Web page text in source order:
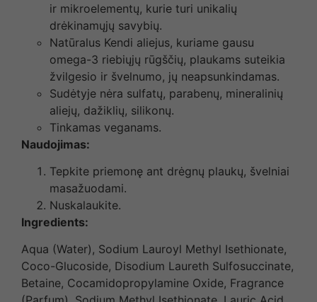
ir mikroelementų, kurie turi unikalių
drėkinamųjų savybių.
Natūralus Kendi aliejus, kuriame gausu
omega-3 riebiųjų rūgščių, plaukams suteikia
žvilgesio ir švelnumo, jų neapsunkindamas.
Sudėtyje nėra sulfatų, parabenų, mineralinių
aliejų, dažiklių, silikonų.
Tinkamas veganams.
Naudojimas:
Tepkite priemonę ant drėgnų plaukų, švelniai
masažuodami.
Nuskalaukite.
Ingredients:
Aqua (Water), Sodium Lauroyl Methyl Isethionate,
Coco-Glucoside, Disodium Laureth Sulfosuccinate,
Betaine, Cocamidopropylamine Oxide, Fragrance